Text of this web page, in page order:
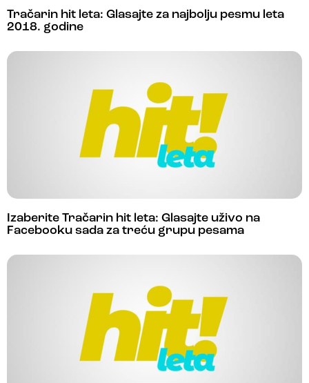
Tračarin hit leta: Glasajte za najbolju pesmu leta
2018. godine
Izaberite Tračarin hit leta: Glasajte uživo na
Facebooku sada za treću grupu pesama